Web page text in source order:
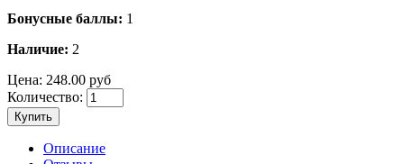
Бонусные баллы: 1
Наличие: 2
Цена: 248.00 руб
Количество:
Купить
Описание